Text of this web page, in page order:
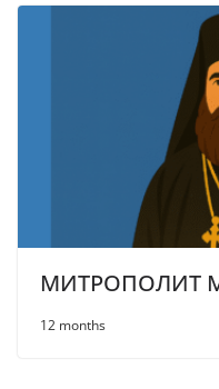
МИТРОПОЛИТ
12 months